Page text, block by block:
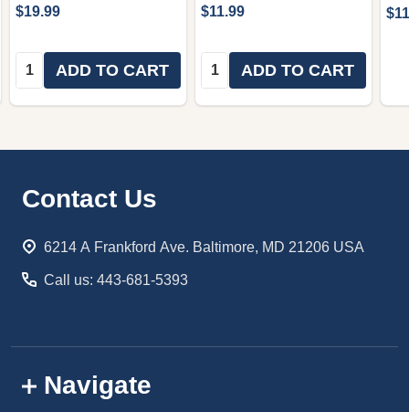
$19.99
Quantity:ADD TO CART
$11.99
Quantity:ADD TO CART
Footer
Contact Us
6214 A Frankford Ave. Baltimore, MD 21206 USA
Call us: 443-681-5393
Navigate